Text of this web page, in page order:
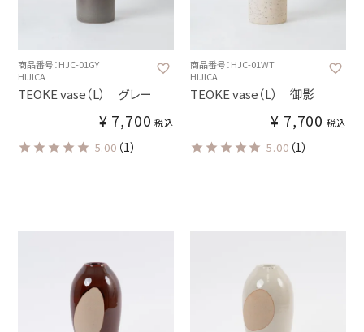
商品番号：HJC-01GY
HIJICA
TEOKE vase（L） グレー
¥ 7,700 税込
5.00 （1）
商品番号：HJC-01WT
HIJICA
TEOKE vase（L） 御影
¥ 7,700 税込
5.00 （1）